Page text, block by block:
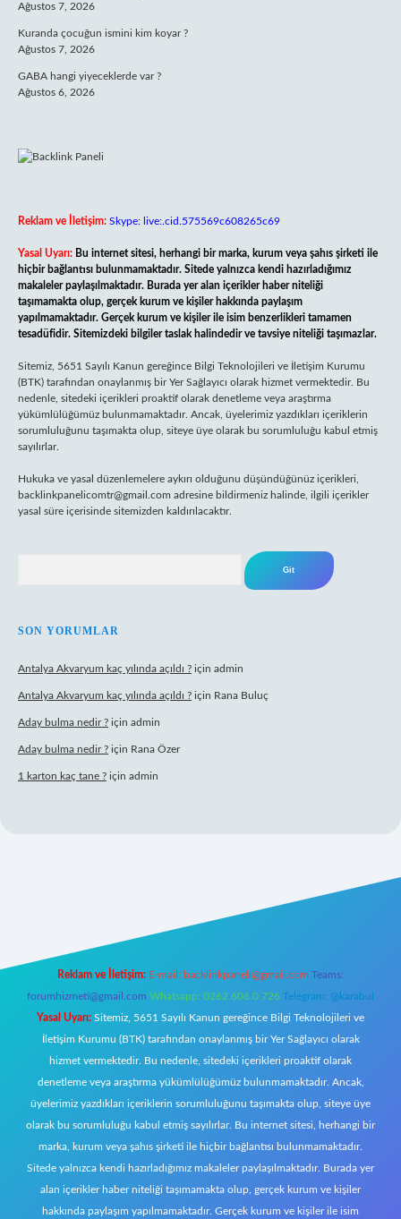
Ağustos 7, 2026
Kuranda çocuğun ismini kim koyar ?
Ağustos 7, 2026
GABA hangi yiyeceklerde var ?
Ağustos 6, 2026
Reklam ve İletişim: Skype: live:.cid.575569c608265c69
Yasal Uyarı: Bu internet sitesi, herhangi bir marka, kurum veya şahıs şirketi ile
hiçbir bağlantısı bulunmamaktadır. Sitede yalnızca kendi hazırladığımız
makaleler paylaşılmaktadır. Burada yer alan içerikler haber niteliği
taşımamakta olup, gerçek kurum ve kişiler hakkında paylaşım
yapılmamaktadır. Gerçek kurum ve kişiler ile isim benzerlikleri tamamen
tesadüfidir. Sitemizdeki bilgiler taslak halindedir ve tavsiye niteliği taşımazlar.
Sitemiz, 5651 Sayılı Kanun gereğince Bilgi Teknolojileri ve İletişim Kurumu
(BTK) tarafından onaylanmış bir Yer Sağlayıcı olarak hizmet vermektedir. Bu
nedenle, sitedeki içerikleri proaktif olarak denetleme veya araştırma
yükümlülüğümüz bulunmamaktadır. Ancak, üyelerimiz yazdıkları içeriklerin
sorumluluğunu taşımakta olup, siteye üye olarak bu sorumluluğu kabul etmiş
sayılırlar.
Hukuka ve yasal düzenlemelere aykırı olduğunu düşündüğünüz içerikleri,
backlinkpanelicomtr@gmail.com adresine bildirmeniz halinde, ilgili içerikler
yasal süre içerisinde sitemizden kaldırılacaktır.
SON YORUMLAR
Antalya Akvaryum kaç yılında açıldı ? için admin
Antalya Akvaryum kaç yılında açıldı ? için Rana Buluç
Aday bulma nedir ? için admin
Aday bulma nedir ? için Rana Özer
1 karton kaç tane ? için admin
Reklam ve İletişim: E-mail: backlinkpaneli@gmail.com Teams:
forumhizmeti@gmail.com Whatsapp: 0262 606 0 726 Telegram: @karabul
Yasal Uyarı: Sitemiz, 5651 Sayılı Kanun gereğince Bilgi Teknolojileri ve
İletişim Kurumu (BTK) tarafından onaylanmış bir Yer Sağlayıcı olarak
hizmet vermektedir. Bu nedenle, sitedeki içerikleri proaktif olarak
denetleme veya araştırma yükümlülüğümüz bulunmamaktadır. Ancak,
üyelerimiz yazdıkları içeriklerin sorumluluğunu taşımakta olup, siteye üye
olarak bu sorumluluğu kabul etmiş sayılırlar. Bu internet sitesi, herhangi bir
marka, kurum veya şahıs şirketi ile hiçbir bağlantısı bulunmamaktadır.
Sitede yalnızca kendi hazırladığımız makaleler paylaşılmaktadır. Burada yer
alan içerikler haber niteliği taşımamakta olup, gerçek kurum ve kişiler
hakkında paylaşım yapılmamaktadır. Gerçek kurum ve kişiler ile isim